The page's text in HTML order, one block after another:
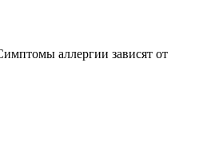
аллергии зависят от